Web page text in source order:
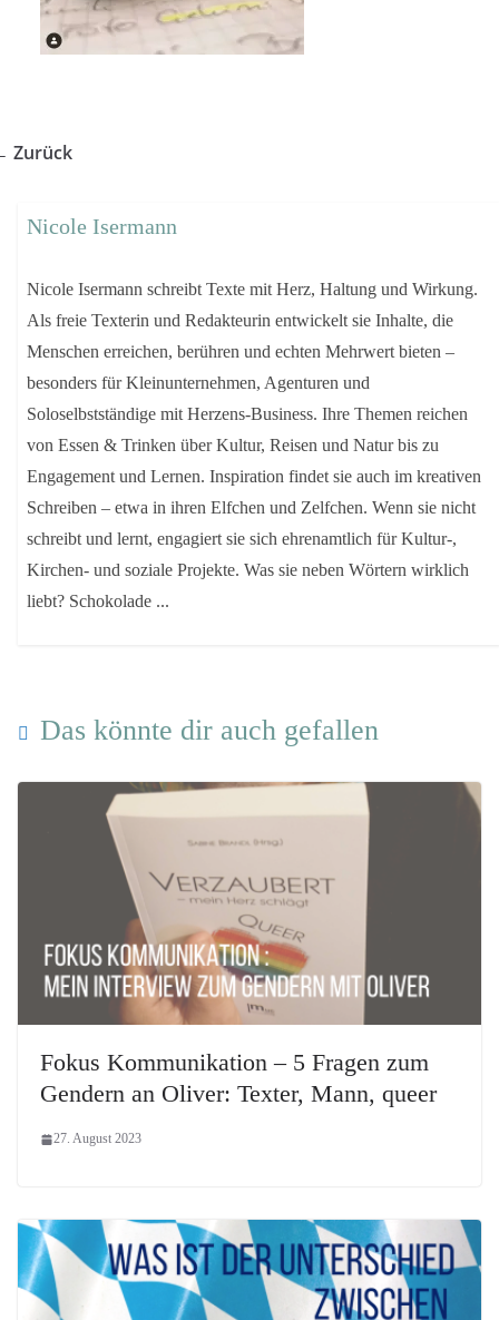
Zurück
Nicole Isermann
Nicole Isermann schreibt Texte mit Herz, Haltung und Wirkung.
Als freie Texterin und Redakteurin entwickelt sie Inhalte, die
Menschen erreichen, berühren und echten Mehrwert bieten –
besonders für Kleinunternehmen, Agenturen und
Soloselbstständige mit Herzens-Business. Ihre Themen reichen
von Essen & Trinken über Kultur, Reisen und Natur bis zu
Engagement und Lernen. Inspiration findet sie auch im kreativen
Schreiben – etwa in ihren Elfchen und Zelfchen. Wenn sie nicht
schreibt und lernt, engagiert sie sich ehrenamtlich für Kultur-,
Kirchen- und soziale Projekte. Was sie neben Wörtern wirklich
liebt? Schokolade ...
Das könnte dir auch gefallen
Fokus Kommunikation – 5 Fragen zum
Gendern an Oliver: Texter, Mann, queer
27. August 2023